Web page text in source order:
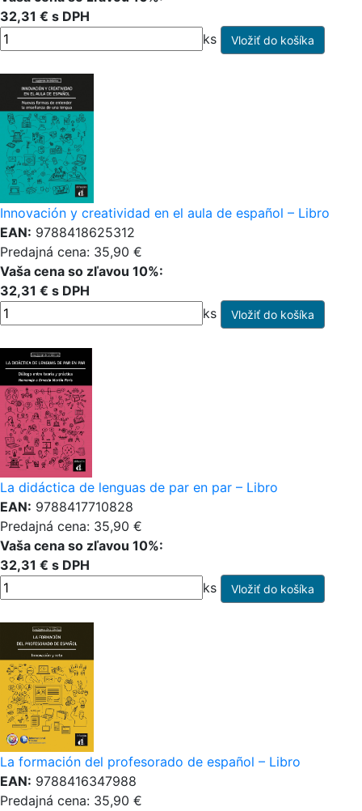
32,31 € s DPH
ks
Innovación y creatividad en el aula de español – Libro
EAN: 9788418625312
Predajná cena: 35,90 €
Vaša cena so zľavou 10%:
32,31 € s DPH
ks
La didáctica de lenguas de par en par – Libro
EAN: 9788417710828
Predajná cena: 35,90 €
Vaša cena so zľavou 10%:
32,31 € s DPH
ks
La formación del profesorado de español – Libro
EAN: 9788416347988
Predajná cena: 35,90 €